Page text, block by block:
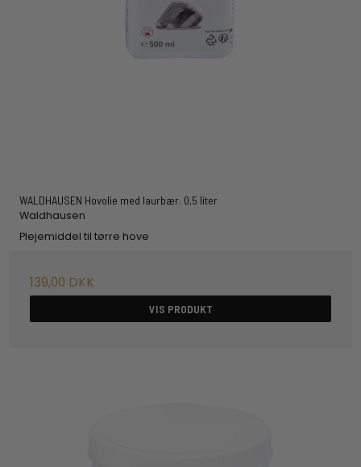
WALDHAUSEN Hovolie med laurbær. 0,5 liter
Waldhausen
Plejemiddel til tørre hove
139,00 DKK
VIS PRODUKT